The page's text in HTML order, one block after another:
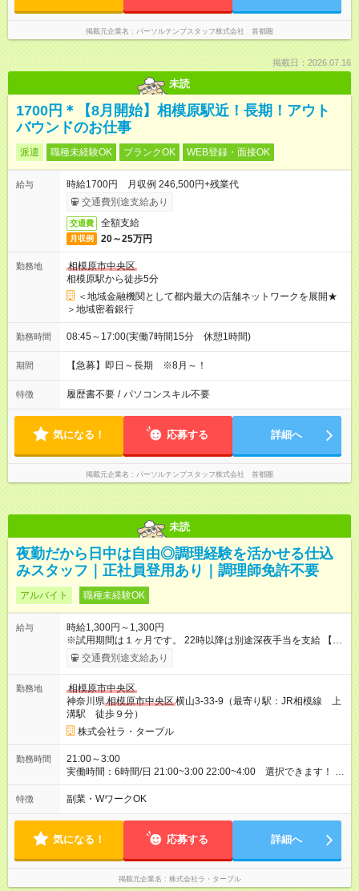
掲載元企業名 パーソルテンプスタッフ株式会社 首都圏
掲載日：2026.07.16
未読
1700円＊【8月開始】相模原駅近！長期！アウト
バウンドのお仕事
派遣 職種未経験OK ブランクOK WEB登録・面接OK
給与
時給1700円 月収例 246,500円+残業代
交通費別途支給あり
交通費 全額支給
月収例 20～25万円
勤務地
相模原市中央区
相模原駅から徒歩5分
＜地域金融機関として都内最大の店舗ネットワークを展開★
＞地域密着銀行
勤務時間 08:45～17:00(実働7時間15分 休憩1時間)
期間 【急募】即日～長期 ※8月～！
特徴 履歴書不要 / パソコンスキル不要
気になる！ 応募する 詳細へ
掲載元企業名 パーソルテンプスタッフ株式会社 首都圏
未読
夜勤だから日中は自由◎調理経験を活かせる仕込
みスタッフ｜正社員登用あり｜調理師免許不要
アルバイト 職種未経験OK
給与
時給1,300円～1,300円
※試用期間は１ヶ月です。 22時以降は別途深夜手当を支給 【試
用期間】試用期間あり 試用期間の長さ：1ヶ月 雇用形態、給与
は本採用時と同じです。 試用期間あり（1ヶ月間契約） その
加入）または正社員採用 ※試用期間終了後に本採用の可否を判
断いたします 正社員登用制度あり
交通費別途支給あり
勤務地
相模原市中央区
神奈川県相模原市中央区横山3-33-9（最寄り駅：JR相模線 上
溝駅 徒歩９分）
株式会社ラ・ターブル
勤務時間
21:00～3:00
実働時間：6時間/日 21:00~3:00 22:00~4:00 選択できます！ 正
社員登用後は１日８時間勤務です。
特徴 副業・WワークOK
気になる！ 応募する 詳細へ
掲載元企業名 株式会社ラ・ターブル